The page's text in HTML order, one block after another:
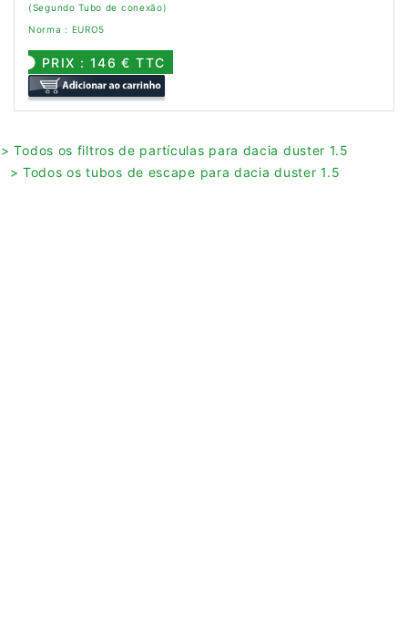
(Segundo Tubo de conexão)
Norma : EURO5
PRIX : 146 € TTC
> Todos os filtros de partículas para dacia duster 1.5
> Todos os tubos de escape para dacia duster 1.5